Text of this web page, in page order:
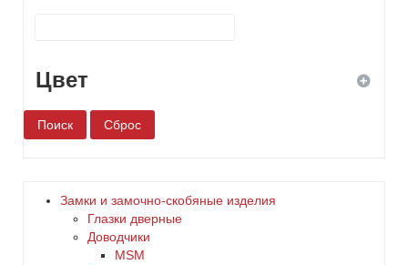
Цвет
белый
Замки и замочно-скобяные изделия
Глазки дверные
Доводчики
MSM